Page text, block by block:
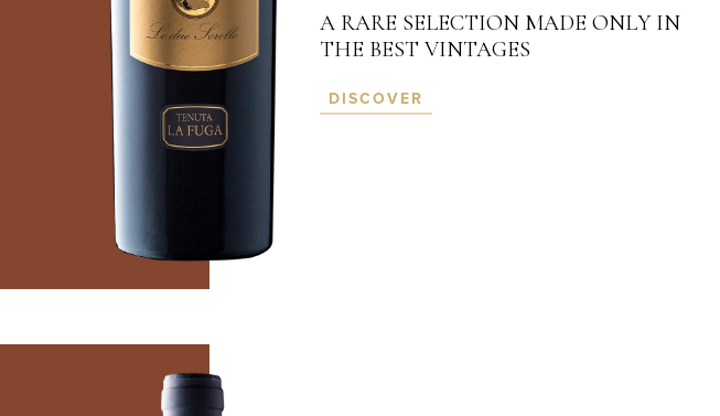
A RARE SELECTION MADE ONLY IN
THE BEST VINTAGES
DISCOVER